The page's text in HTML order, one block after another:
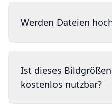
Werden Dateien
Ist dieses
kostenlos nutzbar?